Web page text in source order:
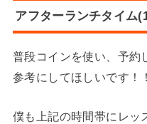
アフターランチタイム
普段コインを使い、予約
参考にしてほしいです！！
僕も上記の時間帯にレッ